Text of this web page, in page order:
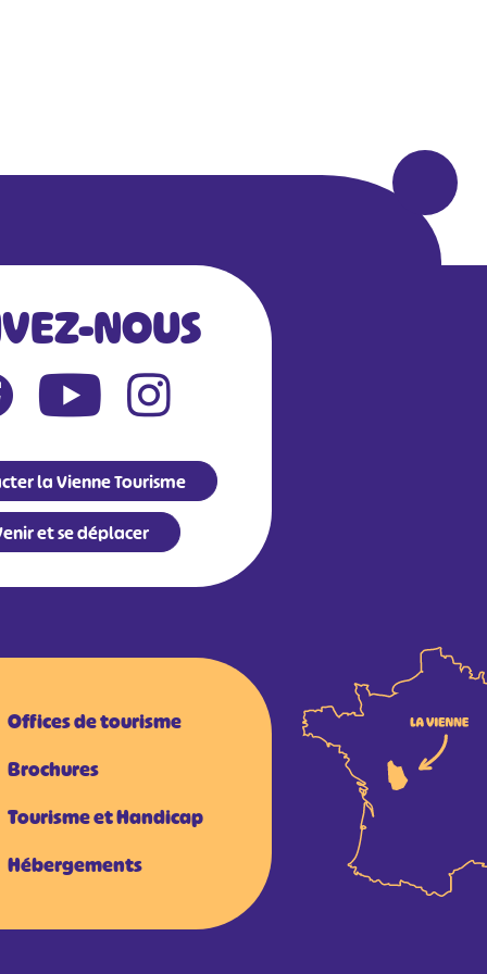
NOUS
la Vienne Tourisme
et se déplacer
Offices de tourisme
Brochures
Tourisme et Handicap
Hébergements